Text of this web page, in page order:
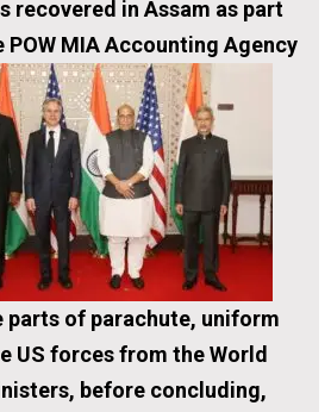
recovered in Assam as part
POW MIA Accounting Agency
parts of parachute, uniform
US forces from the World
before concluding,